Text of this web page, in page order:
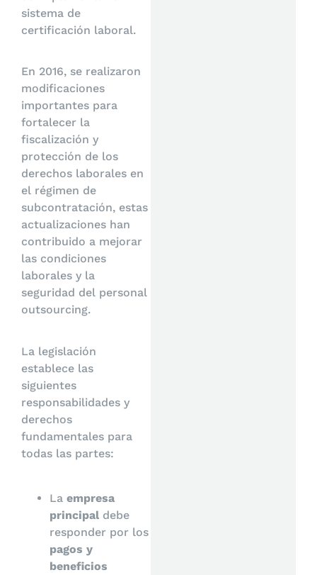
sistema de
certificación laboral.
En 2016, se realizaron
modificaciones
importantes para
fortalecer la
fiscalización y
protección de los
derechos laborales en
el régimen de
subcontratación, estas
actualizaciones han
contribuido a mejorar
las condiciones
laborales y la
seguridad del personal
outsourcing.
La legislación
establece las
siguientes
responsabilidades y
derechos
fundamentales para
todas las partes:
La empresa
principal debe
responder por los
pagos y
beneficios